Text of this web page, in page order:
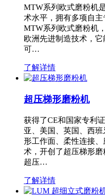
MTW系列欧式磨粉机
术水平，拥有多项自
MTW系列欧式磨粉机
欧洲先进制造技术，
可…
了解详情
超压梯形磨粉机
获得了CE和国家专利
亚、美国、英国、西
形工作面、柔性连接
术，开创了超压梯形
超压…
了解详情